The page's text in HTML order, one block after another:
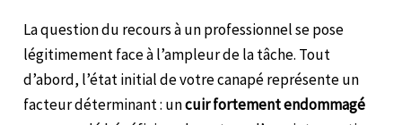
La question du recours à un professionnel se pose
légitimement face à l’ampleur de la tâche. Tout
d’abord, l’état initial de votre canapé représente un
facteur déterminant : uncuir fortement endommagé